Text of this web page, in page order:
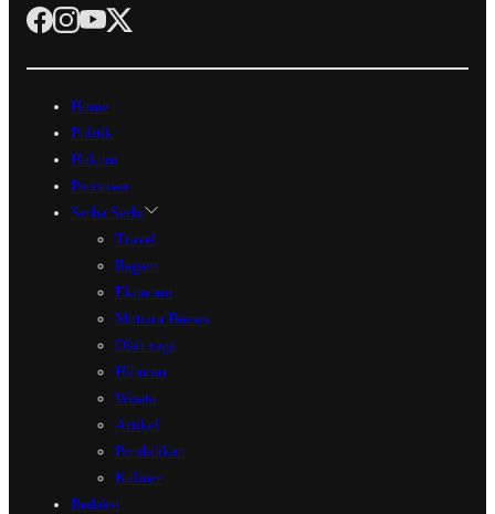
Home
Politik
Hukum
Peristiwa
Serba Serbi
Travel
Ragam
Ekonomi
Mutiara Bnews
Olah raga
Hiburan
Wisata
Artikel
Pendidikan
Kuliner
Redaksi